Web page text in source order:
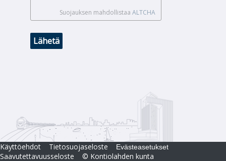
Suojauksen mahdollistaa ALTCHA
Lähetä
Käyttöehdot Tietosuojaseloste Evästeasetukset
Saavutettavuusseloste © Kontiolahden kunta